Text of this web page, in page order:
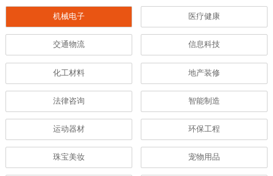
机械电子 医疗健康
交通物流 信息科技
化工材料 地产装修
法律咨询 智能制造
运动器材 环保工程
珠宝美妆 宠物用品